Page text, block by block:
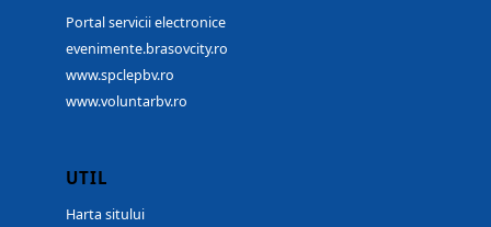
Portal servicii electronice
evenimente.brasovcity.ro
www.spclepbv.ro
www.voluntarbv.ro
UTIL
Harta sitului